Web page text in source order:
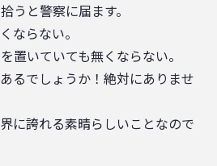
うと警察に届ます。
ならない。
置いていても無くならない。
るでしょうか！絶対にありませ
に誇れる素晴らしいことなので